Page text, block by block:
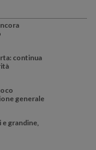
continua
generale
grandine,